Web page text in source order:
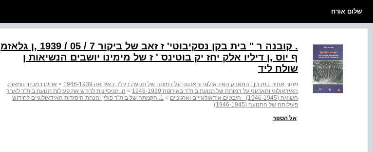
שלום אורח
. קובנה ר " בית בקן נסקיבוטי' ז זאב של ביקור ‭1939 / 05 / 7‬ ,ן גלאזמ
ף יוס ,ן דיליו אלק יחז יק בוטינס ' ז של מימינו יושבים הנשיאות ן
שולח ליד
מתוך:אחים במבחן : המאבק האידאולוגי והארגוני על דמותה של תנועת בית"ר באירופה 1946-1939 > אחים במבחן המאבק
האידאולוגי והארגוני על דמותה של תנועת בית"ר באירופה ‭1946-1939‬
> ה. הניסיונות לחדש את פעילות תנועת בית"ר לאחר
השואה (1946-1945) - היבטים אידאולוגייים וארגוניים
>
1. הקמתה של בית"ר פולין והנחת היסודות האידאולוגיים לחידוש
פעילותה של התנועה (1946-1945)
אל הספר